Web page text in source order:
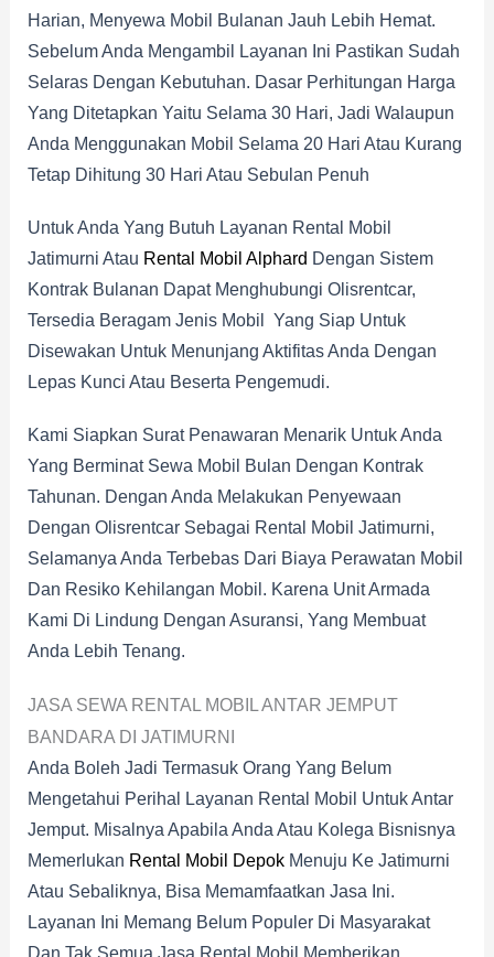
Harian, Menyewa Mobil Bulanan Jauh Lebih Hemat.
Sebelum Anda Mengambil Layanan Ini Pastikan Sudah
Selaras Dengan Kebutuhan. Dasar Perhitungan Harga
Yang Ditetapkan Yaitu Selama 30 Hari, Jadi Walaupun
Anda Menggunakan Mobil Selama 20 Hari Atau Kurang
Tetap Dihitung 30 Hari Atau Sebulan Penuh
Untuk Anda Yang Butuh Layanan Rental Mobil
Jatimurni Atau Rental Mobil Alphard Dengan Sistem
Kontrak Bulanan Dapat Menghubungi Olisrentcar,
Tersedia Beragam Jenis Mobil Yang Siap Untuk
Disewakan Untuk Menunjang Aktifitas Anda Dengan
Lepas Kunci Atau Beserta Pengemudi.
Kami Siapkan Surat Penawaran Menarik Untuk Anda
Yang Berminat Sewa Mobil Bulan Dengan Kontrak
Tahunan. Dengan Anda Melakukan Penyewaan
Dengan Olisrentcar Sebagai Rental Mobil Jatimurni,
Selamanya Anda Terbebas Dari Biaya Perawatan Mobil
Dan Resiko Kehilangan Mobil. Karena Unit Armada
Kami Di Lindung Dengan Asuransi, Yang Membuat
Anda Lebih Tenang.
JASA SEWA RENTAL MOBIL ANTAR JEMPUT
BANDARA DI JATIMURNI
Anda Boleh Jadi Termasuk Orang Yang Belum
Mengetahui Perihal Layanan Rental Mobil Untuk Antar
Jemput. Misalnya Apabila Anda Atau Kolega Bisnisnya
Memerlukan Rental Mobil DepokMenuju Ke Jatimurni
Atau Sebaliknya, Bisa Memamfaatkan Jasa Ini.
Layanan Ini Memang Belum Populer Di Masyarakat
Dan Tak Semua Jasa Rental Mobil Memberikan